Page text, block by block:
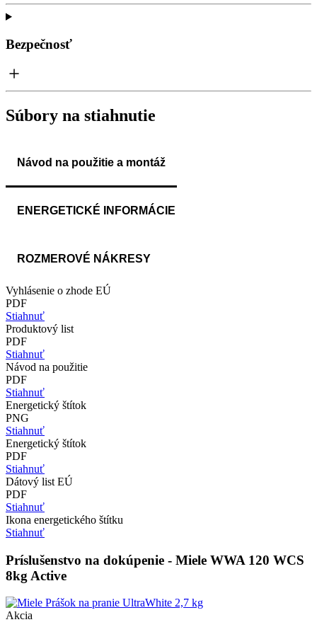
Bezpečnosť
Súbory na stiahnutie
Návod na použitie a montáž
ENERGETICKÉ INFORMÁCIE
ROZMEROVÉ NÁKRESY
Vyhlásenie o zhode EÚ
PDF
Stiahnuť
Produktový list
PDF
Stiahnuť
Návod na použitie
PDF
Stiahnuť
Energetický štítok
PNG
Stiahnuť
Energetický štítok
PDF
Stiahnuť
Dátový list EÚ
PDF
Stiahnuť
Ikona energetického štítku
Stiahnuť
Príslušenstvo na dokúpenie - Miele WWA 120 WCS
8kg Active
Akcia